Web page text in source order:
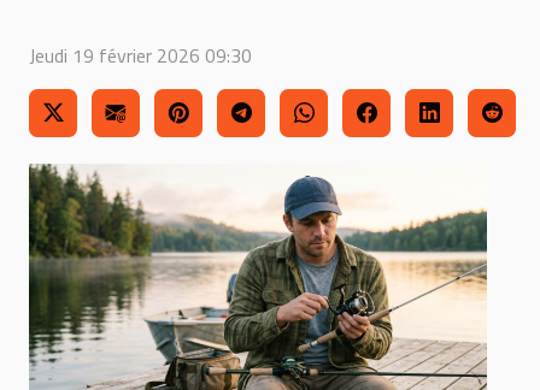
Jeudi 19 février 2026 09:30